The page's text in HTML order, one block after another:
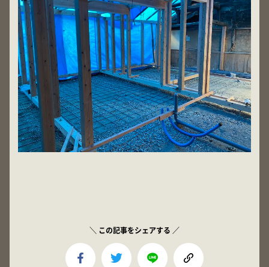
＼ この記事をシェアする ／